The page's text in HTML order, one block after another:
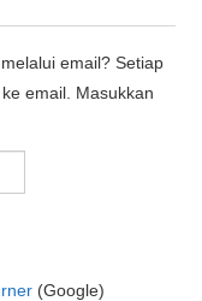
email? Setiap
email. Masukkan
(Google)